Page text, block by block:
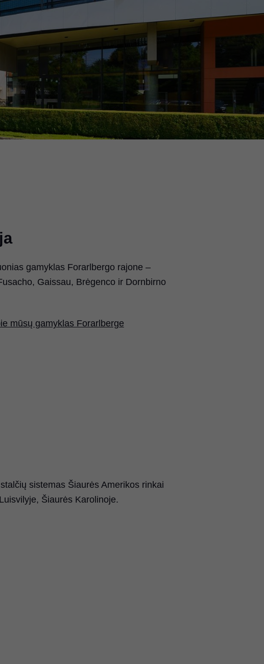
gamyklas Forarlbergo rajone –
Gaissau, Brėgenco ir Dornbirno
mūsų gamyklas Forarlberge
sistemas Šiaurės Amerikos rinkai
Šiaurės Karolinoje.